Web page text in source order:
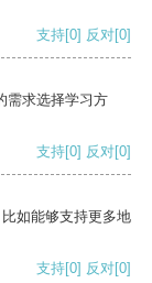
支持[0] 反对[0]
需求选择学习方
支持[0] 反对[0]
如能够支持更多地
支持[0] 反对[0]